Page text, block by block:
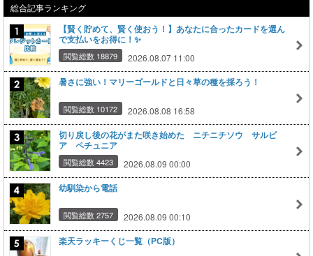
総合記事ランキング
【賢く貯めて、賢く使おう！】あなたに合ったカードを選ん
で支払いをお得に！✨
閲覧総数 18879 2026.08.07 11:00
暑さに強い！マリーゴールドと日々草の種を採ろう！
閲覧総数 10172 2026.08.08 16:58
切り戻し後の花がまた咲き始めた ニチニチソウ サルビ
ア ペチュニア
閲覧総数 4423 2026.08.09 00:00
幼馴染から電話
閲覧総数 2757 2026.08.09 00:10
楽天ラッキーくじ一覧（PC版）